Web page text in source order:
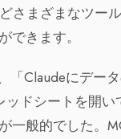
さまざまなツー
できます。
「Claudeにデー
ドシートを開い
一般的でした。